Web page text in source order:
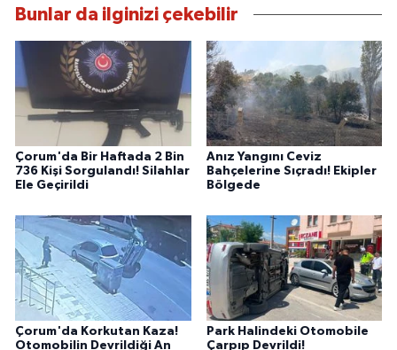
Bunlar da ilginizi çekebilir
Çorum'da Bir Haftada 2 Bin
736 Kişi Sorgulandı! Silahlar
Ele Geçirildi
Anız Yangını Ceviz
Bahçelerine Sıçradı! Ekipler
Bölgede
Çorum'da Korkutan Kaza!
Otomobilin Devrildiği An
Park Halindeki Otomobile
Çarpıp Devrildi!